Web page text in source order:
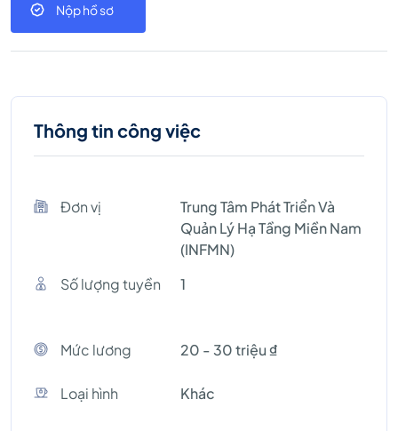
Nộp hồ sơ
Thông tin công việc
Đơn vị
Trung Tâm Phát Triển Và
Quản Lý Hạ Tầng Miền Nam
(INFMN)
Số lượng tuyền
1
Mức lương 20 - 30 triệu ₫
Loại hình Khác